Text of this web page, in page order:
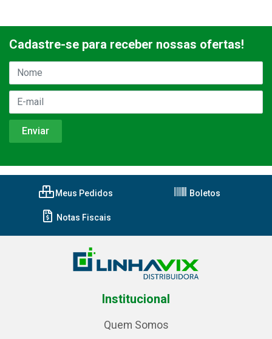
Cadastre-se para receber nossas ofertas!
Meus Pedidos Boletos
Notas Fiscais
Institucional
Quem Somos